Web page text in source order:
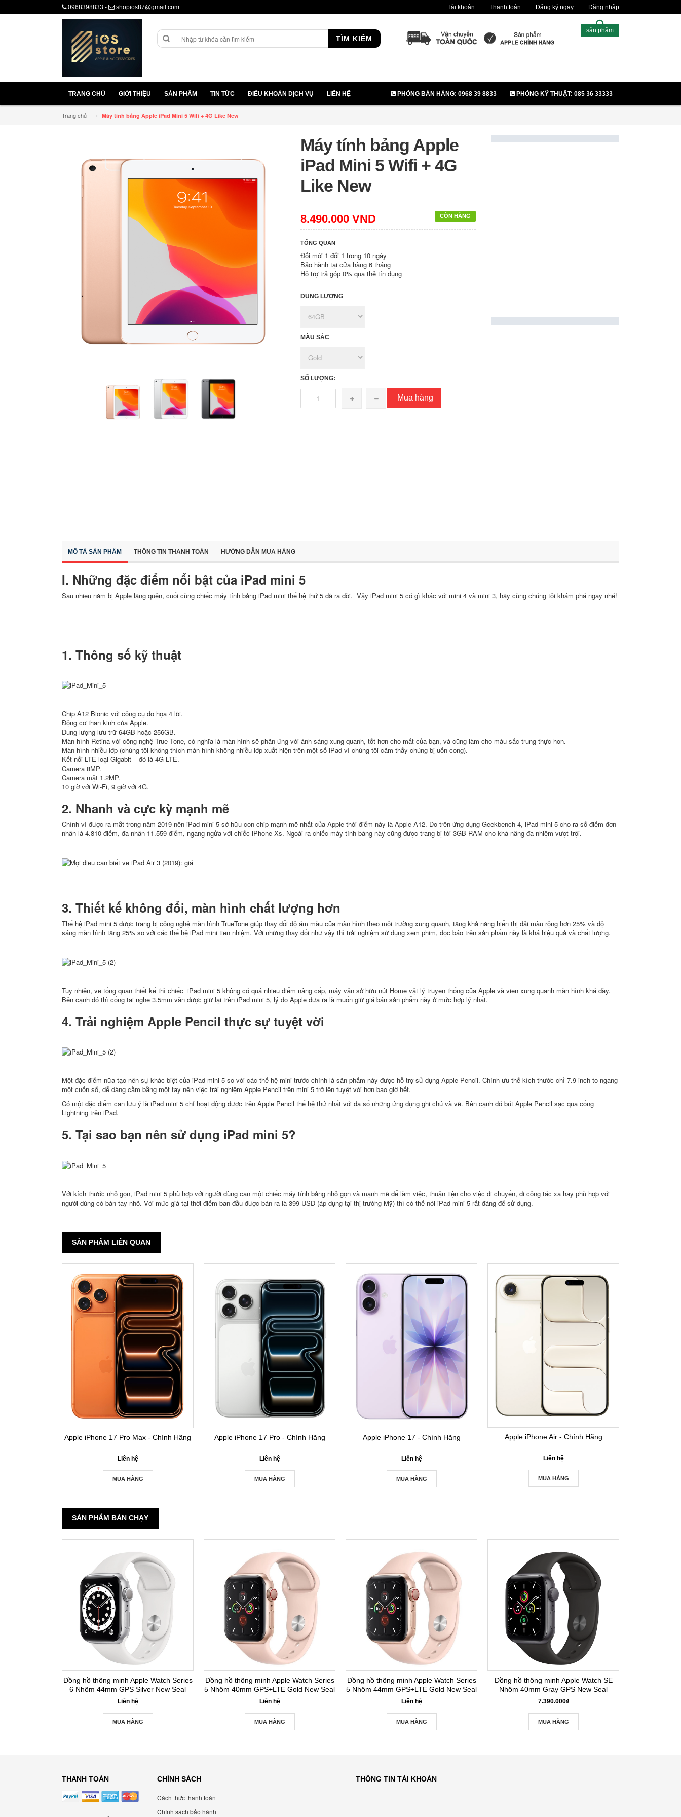
0968398833 - shopios87@gmail.com Tài khoản Thanh toán Đăng ký ngay Đăng nhập
TÌM KIẾM
sản phẩm
TRANG CHỦ GIỚI THIỆU SẢN PHẨM TIN TỨC ĐIỀU KHOẢN DỊCH VỤ LIÊN HỆ PHÒNG KỸ THUẬT: 085 36 33333
PHÒNG BÁN HÀNG: 0968 39 8833
Trang chủ —› Máy tính bảng Apple iPad Mini 5 Wifi + 4G Like New
Máy tính bảng Apple
iPad Mini 5 Wifi + 4G
Like New
CÒN HÀNG
8.490.000 VND
TỔNG QUAN
Đổi mới 1 đổi 1 trong 10 ngày
Bảo hành tại cửa hàng 6 tháng
Hỗ trợ trả góp 0% qua thẻ tín dụng
DUNG LƯỢNG
MÀU SẮC
SỐ LƯỢNG:
Mua hàng
MÔ TẢ SẢN PHẨM THÔNG TIN THANH TOÁN HƯỚNG DẪN MUA HÀNG
I. Những đặc điểm nổi bật của iPad mini 5
Sau nhiều năm bị Apple lãng quên, cuối cùng chiếc máy tính bảng iPad mini thế hệ thứ 5 đã ra đời. Vậy iPad mini 5 có gì khác với mini 4 và mini 3, hãy cùng chúng tôi khám phá ngay nhé!
1. Thông số kỹ thuật
Chip A12 Bionic với công cụ đồ họa 4 lõi.
Động cơ thần kinh của Apple.
Dung lượng lưu trữ 64GB hoặc 256GB.
Màn hình Retina với công nghệ True Tone, có nghĩa là màn hình sẽ phản ứng với ánh sáng xung quanh, tốt hơn cho mắt của bạn, và cũng làm cho màu sắc trung thực hơn.
Màn hình nhiều lớp (chúng tôi không thích màn hình không nhiều lớp xuất hiện trên một số iPad vì chúng tôi cảm thấy chúng bị uốn cong).
Kết nối LTE loại Gigabit – đó là 4G LTE.
Camera 8MP.
Camera mặt 1.2MP.
10 giờ với Wi-Fi, 9 giờ với 4G.
2. Nhanh và cực kỳ mạnh mẽ
Chính vì được ra mắt trong năm 2019 nên iPad mini 5 sở hữu con chip mạnh mẽ nhất của Apple thời điểm này là Apple A12. Đo trên ứng dụng Geekbench 4, iPad mini 5 cho ra số điểm đơn
nhân là 4.810 điểm, đa nhân 11.559 điểm, ngang ngửa với chiếc iPhone Xs. Ngoài ra chiếc máy tính bảng này cũng được trang bị tới 3GB RAM cho khả năng đa nhiệm vượt trội.
3. Thiết kế không đổi, màn hình chất lượng hơn
Thế hệ iPad mini 5 được trang bị công nghệ màn hình TrueTone giúp thay đổi độ ám màu của màn hình theo môi trường xung quanh, tăng khả năng hiển thị dải màu rộng hơn 25% và độ
sáng màn hình tăng 25% so với các thế hệ iPad mini tiền nhiệm. Với những thay đổi như vậy thì trải nghiệm sử dụng xem phim, đọc báo trên sản phẩm này là khá hiệu quả và chất lượng.
Tuy nhiên, về tổng quan thiết kế thì chiếc iPad mini 5 không có quá nhiều điểm nâng cấp, máy vẫn sở hữu nút Home vật lý truyền thống của Apple và viền xung quanh màn hình khá dày.
Bên cạnh đó thì cổng tai nghe 3.5mm vẫn được giữ lại trên iPad mini 5, lý do Apple đưa ra là muốn giữ giá bán sản phẩm này ở mức hợp lý nhất.
4. Trải nghiệm Apple Pencil thực sự tuyệt vời
Một đặc điểm nữa tạo nên sự khác biệt của iPad mini 5 so với các thế hệ mini trước chính là sản phẩm này được hỗ trợ sử dụng Apple Pencil. Chính ưu thế kích thước chỉ 7.9 inch to ngang
một cuốn sổ, dễ dàng cầm bằng một tay nên việc trải nghiệm Apple Pencil trên mini 5 trở lên tuyệt vời hơn bao giờ hết.
Có một đặc điểm cần lưu ý là iPad mini 5 chỉ hoạt động được trên Apple Pencil thế hệ thứ nhất với đa số những ứng dụng ghi chú và vẽ. Bên cạnh đó bút Apple Pencil sạc qua cổng
Lightning trên iPad.
5. Tại sao bạn nên sử dụng iPad mini 5?
Với kích thước nhỏ gọn, iPad mini 5 phù hợp với người dùng cần một chiếc máy tính bảng nhỏ gọn và mạnh mẽ để làm việc, thuận tiện cho việc di chuyển, đi công tác xa hay phù hợp với
người dùng có bàn tay nhỏ. Với mức giá tại thời điểm ban đầu được bán ra là 399 USD (áp dụng tại thị trường Mỹ) thì có thể nói iPad mini 5 rất đáng để sử dụng.
SẢN PHẨM LIÊN QUAN
Apple iPhone 17 Pro Max - Chính Hãng
Liên hệ
MUA HÀNG
Apple iPhone 17 Pro - Chính Hãng
Liên hệ
MUA HÀNG
Apple iPhone 17 - Chính Hãng
Liên hệ
MUA HÀNG
Apple iPhone Air - Chính Hãng
Liên hệ
MUA HÀNG
SẢN PHẨM BÁN CHẠY
Đồng hồ thông minh Apple Watch Series
6 Nhôm 44mm GPS Silver New Seal
Liên hệ
MUA HÀNG
Đồng hồ thông minh Apple Watch Series
5 Nhôm 40mm GPS+LTE Gold New Seal
Liên hệ
MUA HÀNG
Đồng hồ thông minh Apple Watch Series
5 Nhôm 44mm GPS+LTE Gold New Seal
Liên hệ
MUA HÀNG
Đồng hồ thông minh Apple Watch SE
Nhôm 40mm Gray GPS New Seal
7.390.000₫
MUA HÀNG
THANH TOÁN CHÍNH SÁCH
Cách thức thanh toán
Chính sách bảo hành
THÔNG TIN TÀI KHOẢN